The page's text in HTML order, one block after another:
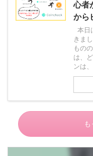
心者
から
本日
きま
もの
は、
ンは
も